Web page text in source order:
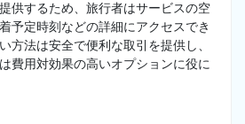
供するため、旅行者はサービスの空
予定時刻などの詳細にアクセスでき
方法は安全で便利な取引を提供し、
費用対効果の高いオプションに役に